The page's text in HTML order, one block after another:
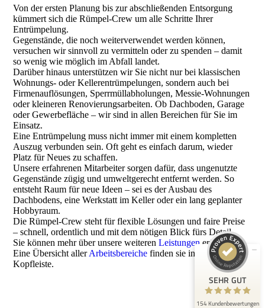
Von der ersten Planung bis zur abschließenden Entsorgung
kümmert sich die Rümpel-Crew um alle Schritte Ihrer
Entrümpelung.
Gegenstände, die noch weiterverwendet werden können,
versuchen wir sinnvoll zu vermitteln oder zu spenden – damit
so wenig wie möglich im Abfall landet.
Darüber hinaus unterstützen wir Sie nicht nur bei klassischen
Wohnungs- oder Kellerentrümpelungen, sondern auch bei
Firmenauflösungen, Sperrmüllabholungen, Messie-Wohnungen
oder kleineren Renovierungsarbeiten. Ob Dachboden, Garage
oder Gewerbefläche – wir sind in allen Bereichen für Sie im
Einsatz.
Eine Entrümpelung muss nicht immer mit einem kompletten
Auszug verbunden sein. Oft geht es einfach darum, wieder
Platz für Neues zu schaffen.
Unsere erfahrenen Mitarbeiter sorgen dafür, dass ungenutzte
Gegenstände zügig und umweltgerecht entfernt werden. So
entsteht Raum für neue Ideen – sei es der Ausbau des
Dachbodens, eine Werkstatt im Keller oder ein lang geplanter
Hobbyraum.
Die Rümpel-Crew steht für flexible Lösungen und faire Preise
– schnell, ordentlich und mit dem nötigen Blick fürs Detail.
Sie können mehr über unsere weiterenLeistungen erfahren.
Eine Übersicht allerArbeitsbereiche finden sie in der
Kopfleiste.
SEHR GUT
154 Kundenbewertungen
Kundenbewertungen und Erfahrungen zu
Die Rümpel Crew
100%
Empfehlungen auf
ProvenExpert.com
SEHR GUT
5,00 / 5,00
6
Bewertungen auf
ProvenExpert.com
148